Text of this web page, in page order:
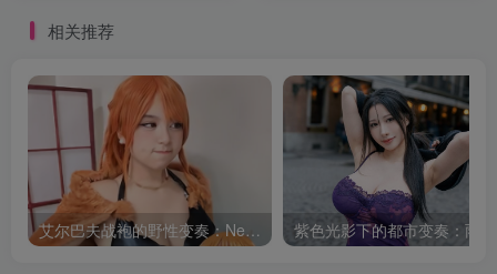
相关推荐
艾尔巴夫战袍的野性变奏：Neomachiii娜美的巨人岛叙事